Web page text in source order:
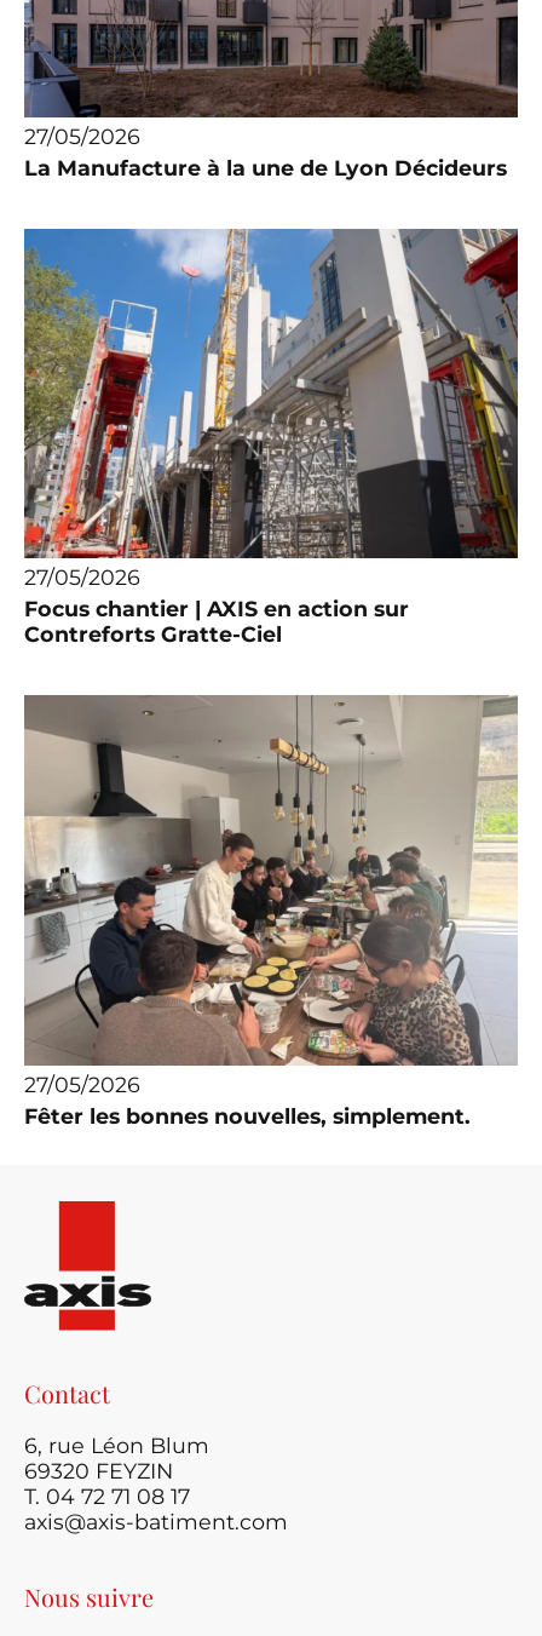
27/05/2026
La Manufacture à la une de Lyon Décideurs
27/05/2026
Focus chantier | AXIS en action sur
Contreforts Gratte-Ciel
27/05/2026
Fêter les bonnes nouvelles, simplement.
Contact
6, rue Léon Blum
69320 FEYZIN
T. 04 72 71 08 17
axis@axis-batiment.com
Nous suivre